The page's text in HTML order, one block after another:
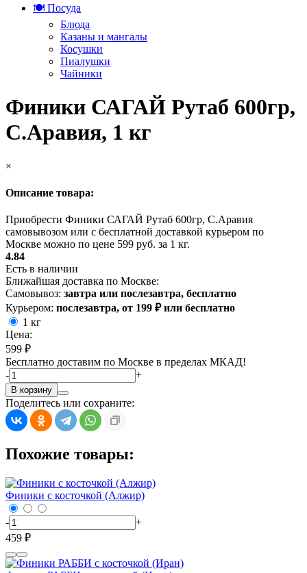
🍽️ Посуда
Блюда
Казаны и мангалы
Косушки
Пиалушки
Чайники
Финики САГАЙ Рутаб 600гр,
С.Аравия, 1 кг
×
Описание товара:
Приобрести Финики САГАЙ Рутаб 600гр, С.Аравия
самовывозом или с бесплатной доставкой курьером по
Москве можно по цене 599 руб. за 1 кг.
4.84
Есть в наличии
Ближайшая доставка по Москве:
Самовывоз: завтра или послезавтра, бесплатно
Курьером: послезавтра, от 199 ₽ или бесплатно
1 кг
Цена:
599 ₽
Бесплатно доставим по Москве в пределах МКАД!
-
+
В корзину
Поделитесь или сохраните:
Похожие товары:
Финики с косточкой (Алжир)
-
+
459 ₽